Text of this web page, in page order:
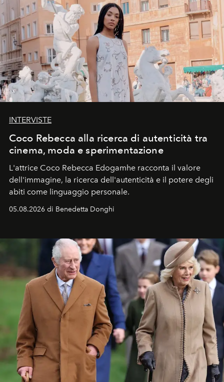
INTERVISTE
Coco Rebecca alla ricerca di autenticità tra
cinema, moda e sperimentazione
L'attrice Coco Rebecca Edogamhe racconta il valore
dell'immagine, la ricerca dell'autenticità e il potere degli
abiti come linguaggio personale.
05.08.2026 di Benedetta Donghi